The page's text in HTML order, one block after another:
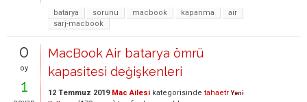
batarya
sorunu macbook kapanma
air
sarj-macbook
0
oy
1
MacBook Air batarya ömrü
kapasitesi değişkenleri
12 Temmuz 2019 Mac Ailesi kategorisinde tahaetr Yeni